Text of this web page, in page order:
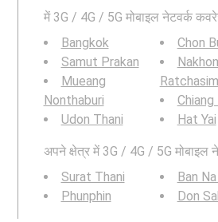
में 3G / 4G / 5G मोबाइल नेटवर्क
Bangkok
Samut Prakan
Mueang
Nonthaburi
Udon Thani
Chon
Nakhon
Chiang
Hat Yai
अपने क्षेत्र में 3G / 4G / 5G मोबाइल
Surat Thani
Phunphin
Ban
Don